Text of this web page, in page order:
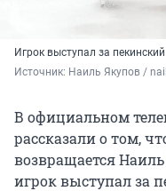
Игрок выступал за
Источник: Наиль Якупов /
В официальном
рассказали о том,
возвращается
игрок выступал за